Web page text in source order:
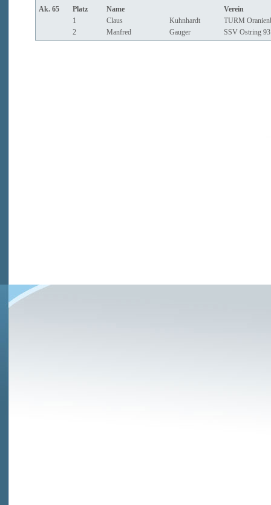
Ak. 65 Platz Name
Verein
1
Claus Kuhnhardt
TURM
2
Manfred Gauger SSV Ostring 93